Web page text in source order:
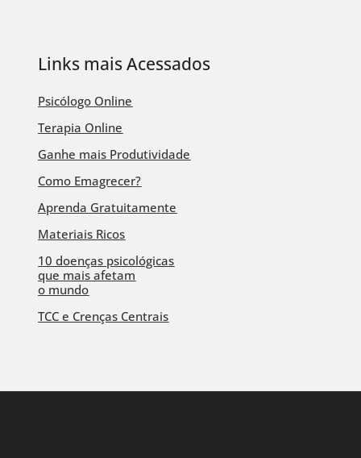
Links mais Acessados
Psicólogo Online
Terapia Online
Ganhe mais Produtividade
Como Emagrecer?
Aprenda Gratuitamente
Materiais Ricos
10 doenças psicológicas
que mais afetam
o mundo
TCC e Crenças Centrais